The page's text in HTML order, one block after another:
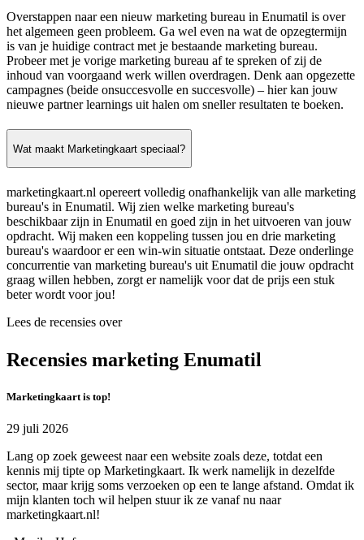
Overstappen naar een nieuw marketing bureau in Enumatil is over
het algemeen geen probleem. Ga wel even na wat de opzegtermijn
is van je huidige contract met je bestaande marketing bureau.
Probeer met je vorige marketing bureau af te spreken of zij de
inhoud van voorgaand werk willen overdragen. Denk aan opgezette
campagnes (beide onsuccesvolle en succesvolle) – hier kan jouw
nieuwe partner learnings uit halen om sneller resultaten te boeken.
Wat maakt Marketingkaart speciaal?
marketingkaart.nl opereert volledig onafhankelijk van alle marketing
bureau's in Enumatil. Wij zien welke marketing bureau's
beschikbaar zijn in Enumatil en goed zijn in het uitvoeren van jouw
opdracht. Wij maken een koppeling tussen jou en drie marketing
bureau's waardoor er een win-win situatie ontstaat. Deze onderlinge
concurrentie van marketing bureau's uit Enumatil die jouw opdracht
graag willen hebben, zorgt er namelijk voor dat de prijs een stuk
beter wordt voor jou!
Lees de recensies over
Recensies marketing Enumatil
Marketingkaart is top!
29 juli 2026
Lang op zoek geweest naar een website zoals deze, totdat een
kennis mij tipte op Marketingkaart. Ik werk namelijk in dezelfde
sector, maar krijg soms verzoeken op een te lange afstand. Omdat ik
mijn klanten toch wil helpen stuur ik ze vanaf nu naar
marketingkaart.nl!